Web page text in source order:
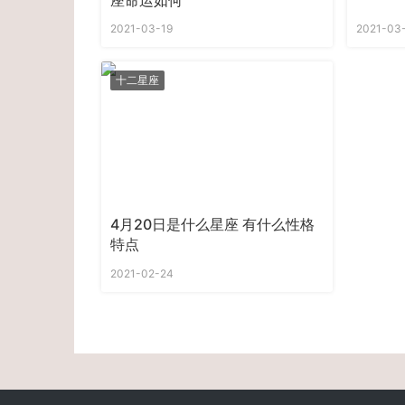
2021-03-19 2021-
十二星座
4月20日是什么星座 有什么性格
特点
2021-02-24